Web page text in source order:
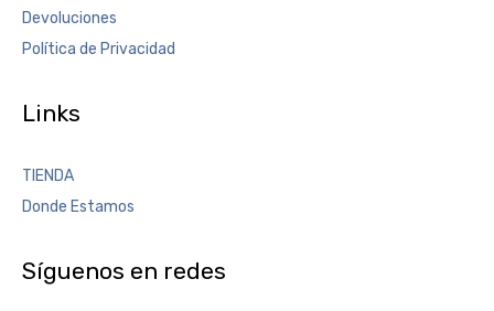
Devoluciones
Política de Privacidad
Links
TIENDA
Donde Estamos
Síguenos en redes